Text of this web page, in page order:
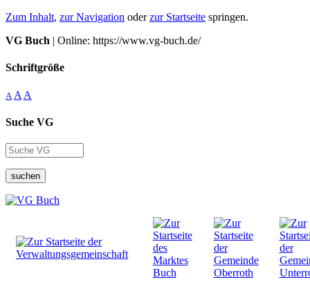
Zum Inhalt, zur Navigation oderzur Startseite springen.
VG Buch | Online: https://www.vg-buch.de/
Schriftgröße
A A A
Suche VG
suchen